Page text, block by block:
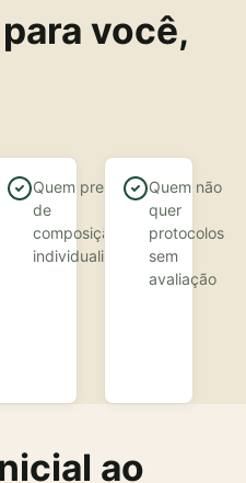
você,
Quem precisa
de
composição
individualizada
Quem não
quer
protocolos
sem
avaliação
ao